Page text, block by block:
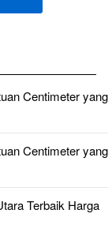
Centimeter yang
Centimeter yang
Terbaik Harga